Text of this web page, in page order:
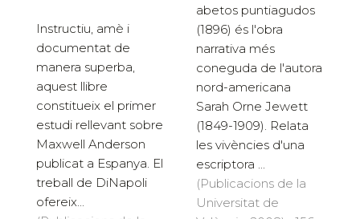
Instructiu, amè i
documentat de
manera superba,
aquest llibre
constitueix el primer
estudi rellevant sobre
Maxwell Anderson
publicat a Espanya. El
treball de DiNapoli
ofereix...
abetos puntiagudos
(1896) és l'obra
narrativa més
coneguda de l'autora
nord-americana
Sarah Orne Jewett
(1849-1909). Relata
les vivències d'una
escriptora ...
(Publicacions de la
Universitat de